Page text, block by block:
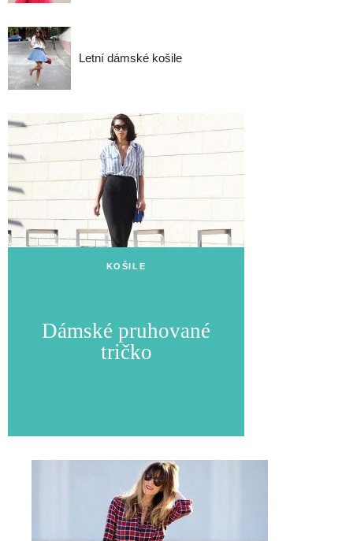
Letní dámské košile
KOŠILE
Dámské pruhované
tričko